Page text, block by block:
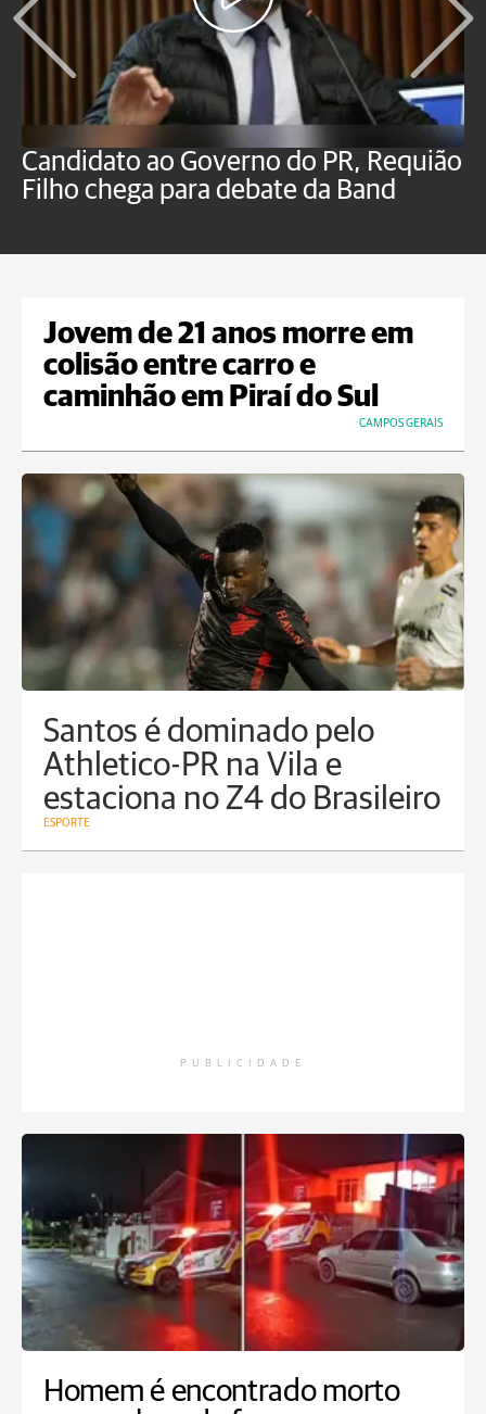
Candidato ao Governo do PR, Requião
Filho chega para debate da Band
Jovem de 21 anos morre em
colisão entre carro e
caminhão em Piraí do Sul
CAMPOS GERAIS
Santos é dominado pelo
Athletico-PR na Vila e
estaciona no Z4 do Brasileiro
ESPORTE
PUBLICIDADE
Homem é encontrado morto